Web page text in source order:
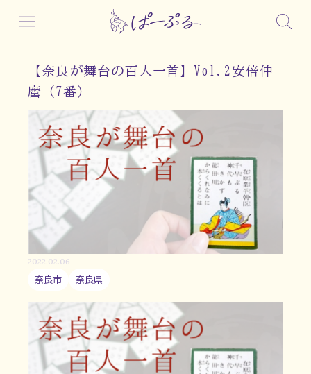
【奈良が舞台の百人一首】Vol.2安倍仲
麿（7番）
2022.02.06
奈良市 奈良県